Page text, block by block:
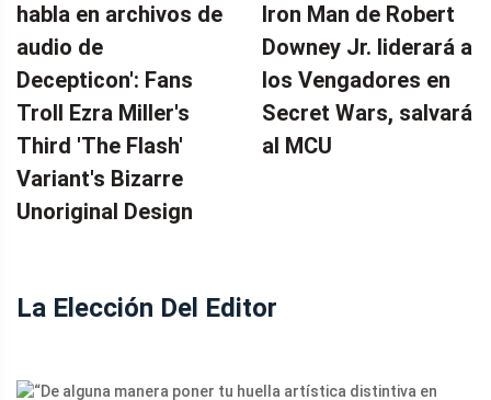
habla en archivos de
audio de
Decepticon': Fans
Troll Ezra Miller's
Third 'The Flash'
Variant's Bizarre
Unoriginal Design
Iron Man de Robert
Downey Jr. liderará a
los Vengadores en
Secret Wars, salvará
al MCU
La Elección Del Editor